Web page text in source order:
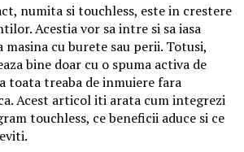
numita si touchless, este in crestere
Acestia vor sa intre si sa iasa
masina cu burete sau perii. Totusi,
bine doar cu o spuma activa de
toata treaba de inmuiere fara
Acest articol iti arata cum integrezi
touchless, ce beneficii aduce si ce